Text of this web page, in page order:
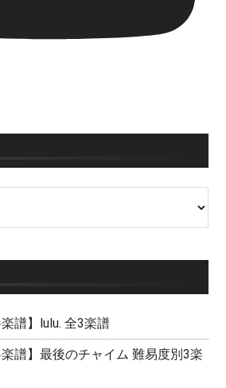
譜】lulu. 全3楽譜
楽譜】最後のチャイム 難易度別3楽